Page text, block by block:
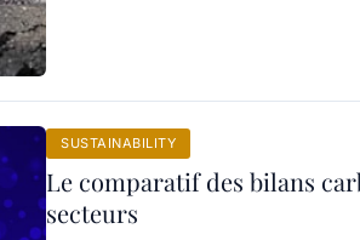
SUSTAINABILITY
Le comparatif des bilans
secteurs